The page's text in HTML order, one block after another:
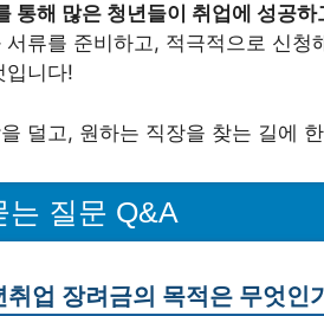
통해 많은 청년들이 취업에 성공
서류를 준비하고, 적극적으로 신
입니다!
덜고, 원하는 직장을 찾는 길에
는 질문 Q&A
취업 장려금의 목적은 무엇인